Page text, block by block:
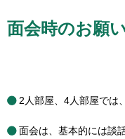
面会時のお願
2人部屋、4人部屋では
面会は、基本的には談